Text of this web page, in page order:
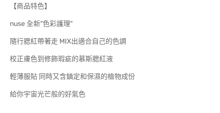
【商品特色】
nuse 全新"色彩護理"
隨行腮紅帶著走 MIX出適合自己的色調
校正膚色到修飾瑕疵的慕斯腮紅液
輕薄服貼 同時又含鎮定和保濕的植物成份
給你宇宙光芒般的好氣色